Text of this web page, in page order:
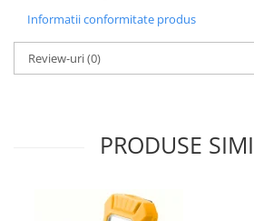
Pantaloni
Salopetă cu pieptar
Combinezoane
Informatii conformitate produs
Review-uri(0)
PRODUSE